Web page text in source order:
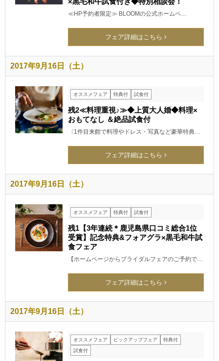
≪HP予約者限定≫ BLOOMの公式ホームペ…
フェア詳細はこちら
2017年9月16日（土）
オススメフェア 特典付 試食付
残2≪料理重視♪≫◆上質大人婚◆料理×
おもてなし ＆絶品試食付
〈1件目来館で料理やドレス・写真など豪華特典…
フェア詳細はこちら
2017年9月16日（土）
オススメフェア 特典付 試食付
残1【3年連続＊鹿児島県口コミ総合1位
受賞】記念特典&フォアグラ×黒毛和牛試
食フェア
【ホームページからブライダルフェアのご予約で…
フェア詳細はこちら
2017年9月16日（土）
オススメフェア ピックアップフェア
特典付
試食付